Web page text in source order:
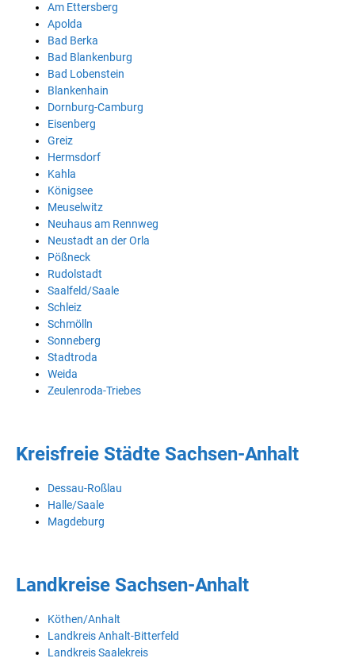
Am Ettersberg
Apolda
Bad Berka
Bad Blankenburg
Bad Lobenstein
Blankenhain
Dornburg-Camburg
Eisenberg
Greiz
Hermsdorf
Kahla
Königsee
Meuselwitz
Neuhaus am Rennweg
Neustadt an der Orla
Pößneck
Rudolstadt
Saalfeld/Saale
Schleiz
Schmölln
Sonneberg
Stadtroda
Weida
Zeulenroda-Triebes
Kreisfreie Städte Sachsen-Anhalt
Dessau-Roßlau
Halle/Saale
Magdeburg
Landkreise Sachsen-Anhalt
Köthen/Anhalt
Landkreis Anhalt-Bitterfeld
Landkreis Saalekreis